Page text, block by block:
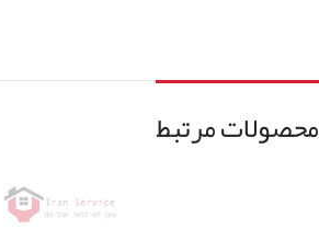
محصولات مرتبط